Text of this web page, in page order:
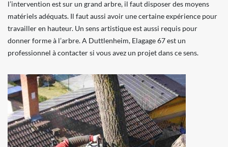
l’intervention est sur un grand arbre, il faut disposer des moyens
matériels adéquats. Il faut aussi avoir une certaine expérience pour
travailler en hauteur. Un sens artistique est aussi requis pour
donner forme à l’arbre. A Duttlenheim, Elagage 67 est un
professionnel à contacter si vous avez un projet dans ce sens.